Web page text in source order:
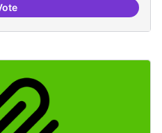
Tecnologies lliures en servidors